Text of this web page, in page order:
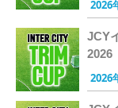
2026
JCY
2026
2026